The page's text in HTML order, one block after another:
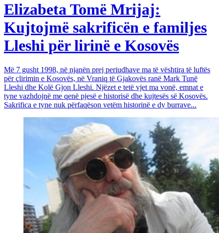
Elizabeta Tomë Mrijaj:
Kujtojmë sakrificën e familjes
Lleshi për lirinë e Kosovës
Më 7 gusht 1998, në njanën prej periudhave ma të vështira të luftës
për çlirimin e Kosovës, në Vraniq të Gjakovës ranë Mark Tunë
Lleshi dhe Kolë Gjon Lleshi. Njëzet e tetë vjet ma vonë, emnat e
tyne vazhdojnë me qenë pjesë e historisë dhe kujtesës së Kosovës.
Sakrifica e tyne nuk përfaqëson vetëm historinë e dy burrave...